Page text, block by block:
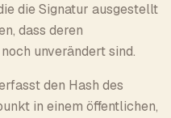
die Signatur ausgestellt
dass deren
unverändert sind.
den Hash des
in einem öffentlichen,